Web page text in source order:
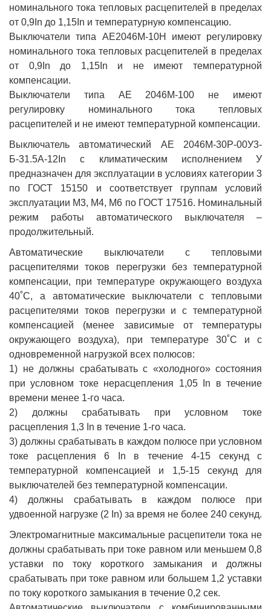
номинального тока тепловых расцепителей в пределах
от 0,9In до 1,15In и температурную компенсацию.
Выключатели типа АЕ2046М-10Н имеют регулировку
номинального тока тепловых расцепителей в пределах
от 0,9In до 1,15In и не имеют температурной
компенсации.
Выключатели типа АЕ 2046М-100 не имеют
регулировку номинального тока тепловых
расцепителей и не имеют температурной компенсации.
Выключатель автоматический АЕ 2046М-30Р-00У3-
Б-31.5А-12In с климатическим исполнением У
предназначен для эксплуатации в условиях категории 3
по ГОСТ 15150 и соответствует группам условий
эксплуатации М3, М4, М6 по ГОСТ 17516. Номинальный
режим работы автоматического выключателя –
продолжительный.
Автоматические выключатели с тепловыми
расцепителями токов перегрузки без температурной
компенсации, при температуре окружающего воздуха
40˚С, а автоматические выключатели с тепловыми
расцепителями токов перегрузки и с температурной
компенсацией (менее зависимые от температуры
окружающего воздуха), при температуре 30˚С и с
одновременной нагрузкой всех полюсов:
1) не должны срабатывать с «холодного» состояния
при условном токе нерасцепления 1,05 In в течение
времени менее 1-го часа.
2) должны срабатывать при условном токе
расцепления 1,3 In в течение 1-го часа.
3) должны срабатывать в каждом полюсе при условном
токе расцепления 6 In в течение 4-15 секунд с
температурной компенсацией и 1,5-15 секунд для
выключателей без температурной компенсации.
4) должны срабатывать в каждом полюсе при
удвоенной нагрузке (2 In) за время не более 240 секунд.
Электромагнитные максимальные расцепители тока не
должны срабатывать при токе равном или меньшем 0,8
уставки по току короткого замыкания и должны
срабатывать при токе равном или большем 1,2 уставки
по току короткого замыкания в течение 0,2 сек.